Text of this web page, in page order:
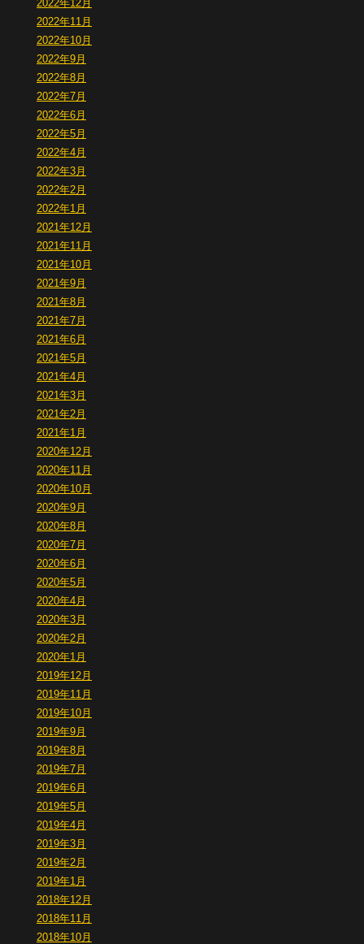
2022年12月
2022年11月
2022年10月
2022年9月
2022年8月
2022年7月
2022年6月
2022年5月
2022年4月
2022年3月
2022年2月
2022年1月
2021年12月
2021年11月
2021年10月
2021年9月
2021年8月
2021年7月
2021年6月
2021年5月
2021年4月
2021年3月
2021年2月
2021年1月
2020年12月
2020年11月
2020年10月
2020年9月
2020年8月
2020年7月
2020年6月
2020年5月
2020年4月
2020年3月
2020年2月
2020年1月
2019年12月
2019年11月
2019年10月
2019年9月
2019年8月
2019年7月
2019年6月
2019年5月
2019年4月
2019年3月
2019年2月
2019年1月
2018年12月
2018年11月
2018年10月